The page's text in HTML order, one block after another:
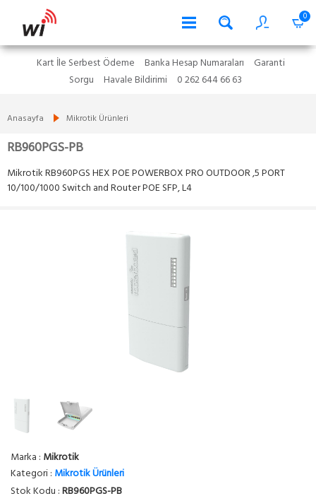
0
Kart İle Serbest Ödeme Banka Hesap Numaraları
Garanti
Sorgu
Havale Bildirimi 0 262 644 66 63
Anasayfa Mikrotik Ürünleri
RB960PGS-PB
Mikrotik RB960PGS HEX POE POWERBOX PRO OUTDOOR ,5 PORT
10/100/1000 Switch and Router POE SFP, L4
Marka : Mikrotik
Kategori : Mikrotik Ürünleri
Stok Kodu :RB960PGS-PB